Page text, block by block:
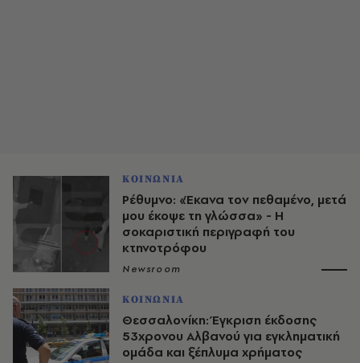
ΚΟΙΝΩΝΙΑ
Ρέθυμνο: «Έκανα τον πεθαμένο, μετά
μου έκοψε τη γλώσσα» - Η
σοκαριστική περιγραφή του
κτηνοτρόφου
Newsroom
ΚΟΙΝΩΝΙΑ
Θεσσαλονίκη: Έγκριση έκδοσης
53χρονου Αλβανού για εγκληματική
ομάδα και ξέπλυμα χρήματος